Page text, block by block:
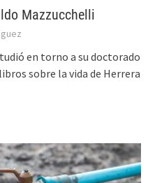
Mazzucchelli
en torno a su doctorado
sobre la vida de Herrera